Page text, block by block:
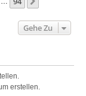
Gehe Zu
erstellen.